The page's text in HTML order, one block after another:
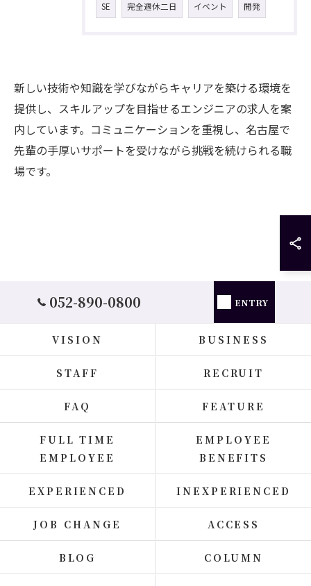
SE 完全週休二日 イベント 開発
新しい技術や知識を学びながらキャリアを築ける環境を
提供し、スキルアップを目指せるエンジニアの求人を案
内しています。コミュニケーションを重視し、名古屋で
先輩の手厚いサポートを受けながら挑戦を続けられる職
場です。
052-890-0800 ENTRY
VISION BUSINESS
STAFF RECRUIT
FAQ FEATURE
FULL TIME
EMPLOYEE
EMPLOYEE
BENEFITS
EXPERIENCED INEXPERIENCED
JOB CHANGE ACCESS
BLOG COLUMN